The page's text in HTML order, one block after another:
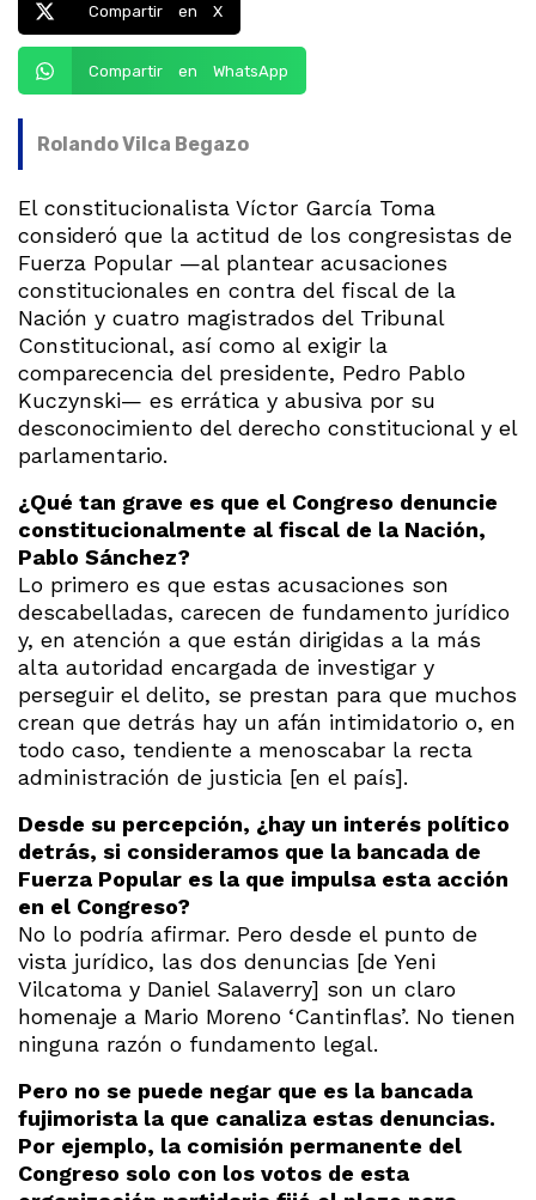
Compartir en X
Compartir en WhatsApp
Rolando Vilca Begazo
El constitucionalista Víctor García Toma
consideró que la actitud de los congresistas de
Fuerza Popular —al plantear acusaciones
constitucionales en contra del fiscal de la
Nación y cuatro magistrados del Tribunal
Constitucional, así como al exigir la
comparecencia del presidente, Pedro Pablo
Kuczynski— es errática y abusiva por su
desconocimiento del derecho constitucional y el
parlamentario.
¿Qué tan grave es que el Congreso denuncie
constitucionalmente al fiscal de la Nación,
Pablo Sánchez?
Lo primero es que estas acusaciones son
descabelladas, carecen de fundamento jurídico
y, en atención a que están dirigidas a la más
alta autoridad encargada de investigar y
perseguir el delito, se prestan para que muchos
crean que detrás hay un afán intimidatorio o, en
todo caso, tendiente a menoscabar la recta
administración de justicia [en el país].
Desde su percepción, ¿hay un interés político
detrás, si consideramos que la bancada de
Fuerza Popular es la que impulsa esta acción
en el Congreso?
No lo podría afirmar. Pero desde el punto de
vista jurídico, las dos denuncias [de Yeni
Vilcatoma y Daniel Salaverry] son un claro
homenaje a Mario Moreno ‘Cantinflas’. No tienen
ninguna razón o fundamento legal.
Pero no se puede negar que es la bancada
fujimorista la que canaliza estas denuncias.
Por ejemplo, la comisión permanente del
Congreso solo con los votos de esta